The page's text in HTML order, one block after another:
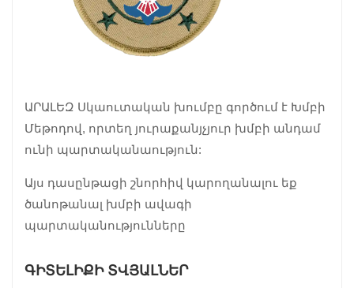
ԱՐԱԼԵԶ Սկաուտական խումբը գործում է Խմբի
Մեթոդով, որտեղ յուրաքանյչյուր խմբի անդամ
ունի պարտականաություն:
Այս դասընթացի շնորհիվ կարողանալու եք
ծանոթանալ խմբի ավագի
պարտականությունները
ԳԻՏԵԼԻՔԻ ՏՎՅԱԼՆԵՐ